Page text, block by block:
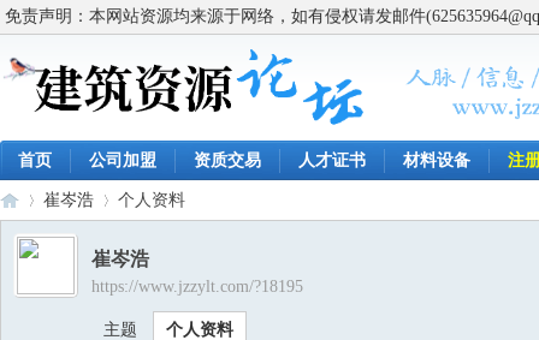
免责声明：本网站资源均来源于网络，如有侵权请发邮件
首页 公司加盟 资质交易 人才证书 材料设备 注
›
崔岑浩 个人资料
崔岑浩
https://www.jzzylt.com/?18195
主题 个人资料